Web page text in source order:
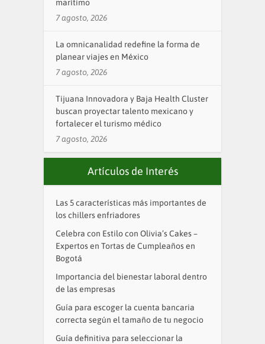
marítimo
7 agosto, 2026
La omnicanalidad redefine la forma de
planear viajes en México
7 agosto, 2026
Tijuana Innovadora y Baja Health Cluster
buscan proyectar talento mexicano y
fortalecer el turismo médico
7 agosto, 2026
Artículos de Interés
Las 5 características más importantes de
los chillers enfriadores
Celebra con Estilo con Olivia’s Cakes –
Expertos en Tortas de Cumpleaños en
Bogotá
Importancia del bienestar laboral dentro
de las empresas
Guía para escoger la cuenta bancaria
correcta según el tamaño de tu negocio
Guía definitiva para seleccionar la